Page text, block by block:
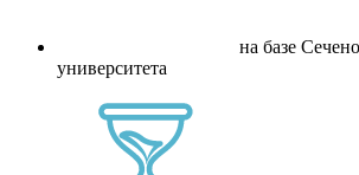
на базе
университета